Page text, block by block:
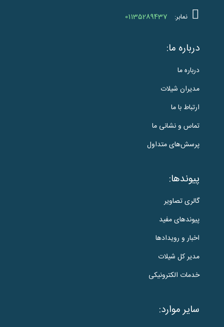
نمابر: 01135289437
درباره ما:
درباره ما
مدیران شیلات
ارتباط با ما
تماس و نشانی ما
پرسش‌های متداول
پیوندها:
گالری تصاویر
پیوندهای مفید
اخبار و رویدادها
مدیر کل شیلات
خدمات الکترونیکی
سایر موارد: